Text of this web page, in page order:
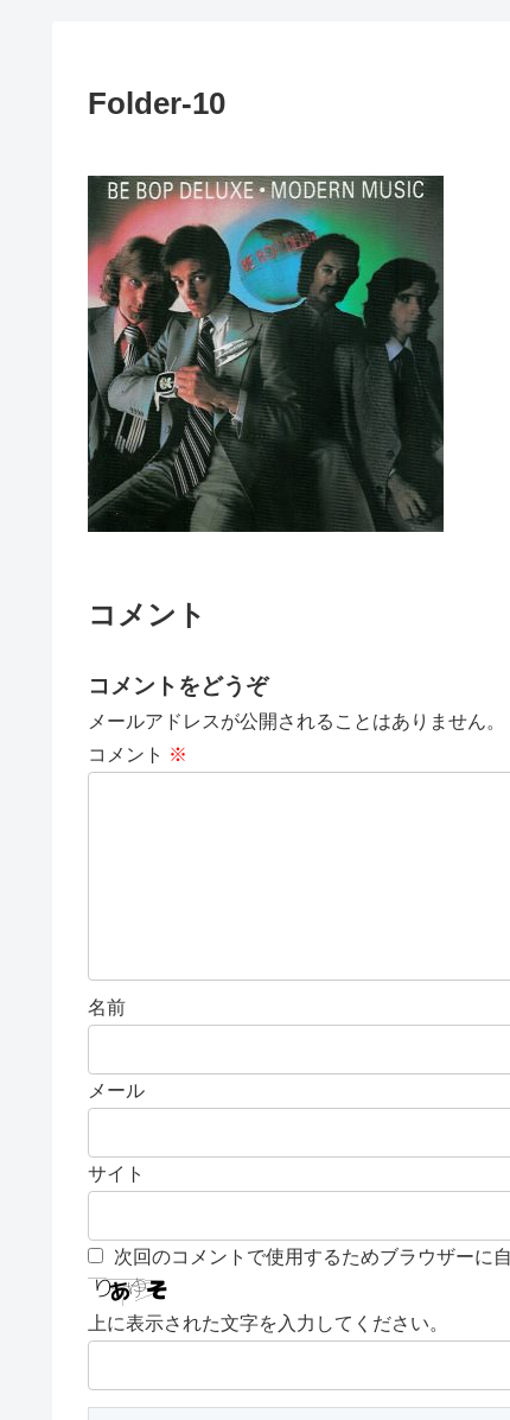
Folder-10
コメント
コメントをどうぞ
メールアドレスが公開されることはありません。
コメント ※
名前
メール
サイト
次回のコメントで使用するためブラウザーに
上に表示された文字を入力してください。